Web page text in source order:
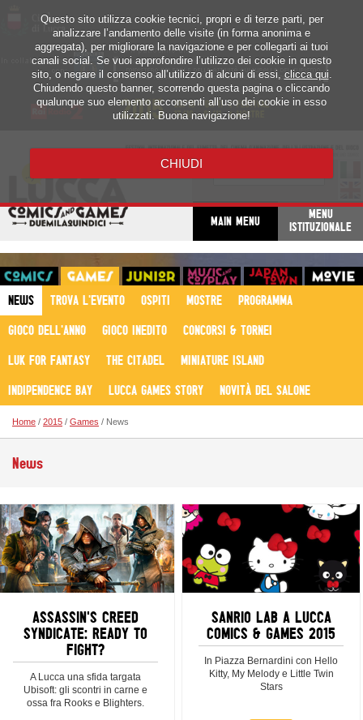
MENU
ISTITUZIONALE
MAIN MENU
NEWS TROVA L'EVENTO OSPITI MOSTRE
PROGRAMMA
GIOCO DELL'ANNO
GIOCO INEDITO
CONCORSI & TORNEI
LUK FOR FANTASY
THE CITADEL
MINIATURE ISLAND
INDIPENDENCE BAY
LUCCA GAMES STORY NOVITÀ DEL SALONE
Home / 2015 / Games / News
News
ASSASSIN'S CREED
SYNDICATE: READY TO
FIGHT?
A Lucca una sfida targata
Ubisoft: gli scontri in carne e
ossa fra Rooks e Blighters.
SANRIO LAB A LUCCA
COMICS & GAMES 2015
In Piazza Bernardini con Hello
Kitty, My Melody e Little Twin
Stars
Questo sito utilizza cookie tecnici, propri e di terze parti, per
analizzare l’andamento delle visite (in forma anonima e
aggregata), per migliorare la navigazione e per collegarti ai tuoi
canali social. Se vuoi approfondire l’utilizzo dei cookie in questo
sito, o negare il consenso all’utilizzo di alcuni di essi, clicca qui.
Chiudendo questo banner, scorrendo questa pagina o cliccando
qualunque suo elemento acconsenti all’uso dei cookie in esso
utilizzati. Buona navigazione!
CHIUDI